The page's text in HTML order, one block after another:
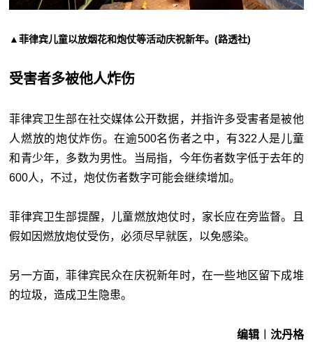
▲菲律宾儿童以放烟花和炮仗等活动庆祝新年。(路透社)
受害者多被他人炸伤
菲律宾卫生部在社交媒体公开数据，并指许多受害者是被他
人燃放的炮仗炸伤。在逾500名伤者之中，有322人是儿童
和青少年，多数为男性。当局指，今年伤者数字低于去年的
600人，不过，炮仗伤者数字可能会继续增加。
菲律宾卫生部提醒，儿童燃放炮仗时，家长应在旁监督。且
假如因燃放炮仗受伤，必须尽早就医，以免感染。
另一方面，菲律宾民众在庆祝新年时，在一些地区留下成堆
的垃圾，造成卫生隐患。
编辑︱沈丹格